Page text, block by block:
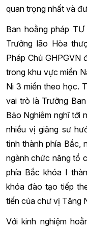
quan trọng nhất và
Ban hoằng pháp
Trưởng lão Hòa
Pháp Chủ GHPGVN
trong khu vực miền
Ni 3 miền theo học.
vai trò là Trưởng
Bảo Nghiêm nghĩ tới
nhiều vị giảng sư
tỉnh thành phía Bắc,
ngành chức năng tổ
phía Bắc khóa I
khóa đào tạo tiếp
tiến của chư vị Tăng
Với kinh nghiệm